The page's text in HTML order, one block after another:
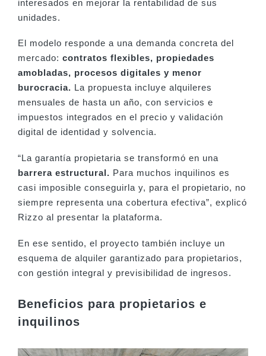
interesados en mejorar la rentabilidad de sus
unidades.
El modelo responde a una demanda concreta del
mercado: contratos flexibles, propiedades
amobladas, procesos digitales y menor
burocracia. La propuesta incluye alquileres
mensuales de hasta un año, con servicios e
impuestos integrados en el precio y validación
digital de identidad y solvencia.
“La garantía propietaria se transformó en una
barrera estructural. Para muchos inquilinos es
casi imposible conseguirla y, para el propietario, no
siempre representa una cobertura efectiva”, explicó
Rizzo al presentar la plataforma.
En ese sentido, el proyecto también incluye un
esquema de alquiler garantizado para propietarios,
con gestión integral y previsibilidad de ingresos.
Beneficios para propietarios e
inquilinos